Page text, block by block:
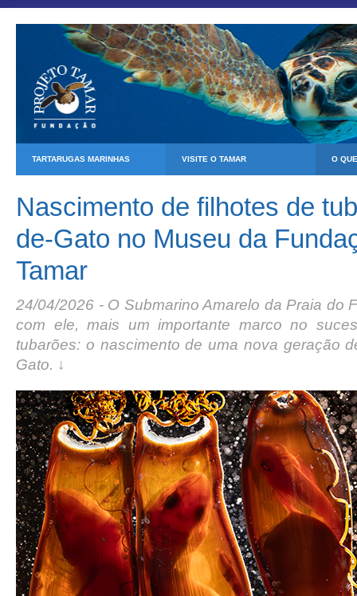
TARTARUGAS MARINHAS VISITE O TAMAR O
Nascimento de filhotes de
de-Gato no Museu da
Tamar
24/04/2026 - O Submarino Amarelo da Praia do
com ele, mais um importante marco no
tubarões: o nascimento de uma nova geração
Gato. ↓